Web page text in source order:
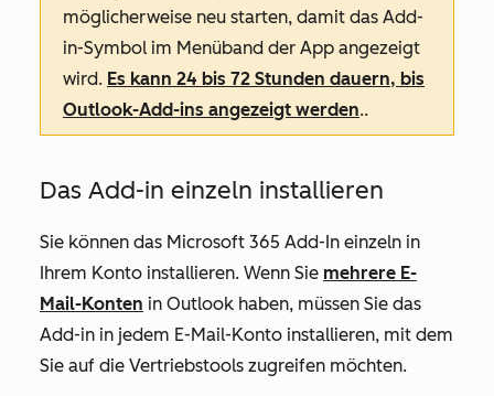
möglicherweise neu starten, damit das Add-
in-Symbol im Menüband der App angezeigt
wird. Es kann 24 bis 72 Stunden dauern, bis
Outlook-Add-ins angezeigt werden..
Das Add-in einzeln installieren
Sie können das Microsoft 365 Add-In einzeln in
Ihrem Konto installieren. Wenn Sie mehrere E-
Mail-Konten in Outlook haben, müssen Sie das
Add-in in jedem E-Mail-Konto installieren, mit dem
Sie auf die Vertriebstools zugreifen möchten.